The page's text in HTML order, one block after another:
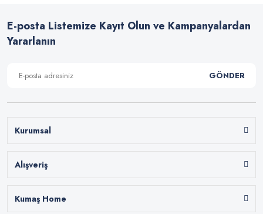
E-posta Listemize Kayıt Olun ve Kampanyalardan
Yararlanın
GÖNDER
Kurumsal
Alışveriş
Kumaş Home